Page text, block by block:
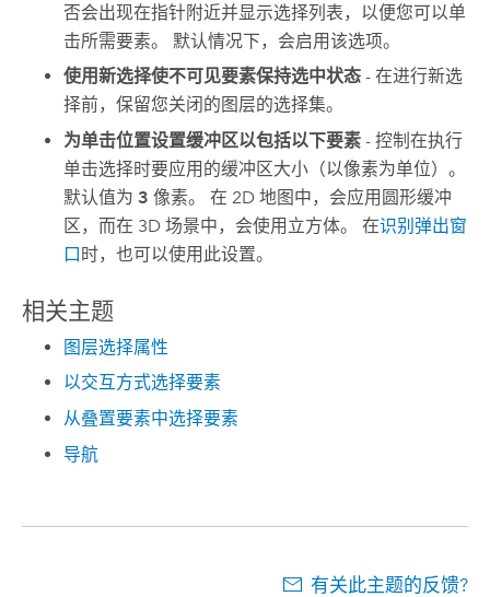
否会出现在指针附近并显示选择列表，以便您可以单
击所需要素。 默认情况下，会启用该选项。
使用新选择使不可见要素保持选中状态 - 在进行新选
择前，保留您关闭的图层的选择集。
为单击位置设置缓冲区以包括以下要素 - 控制在执行
单击选择时要应用的缓冲区大小（以像素为单位）。
默认值为3 像素。 在 2D 地图中，会应用圆形缓冲
区，而在 3D 场景中，会使用立方体。 在识别弹出窗
口时，也可以使用此设置。
相关主题
图层选择属性
以交互方式选择要素
从叠置要素中选择要素
导航
有关此主题的反馈?